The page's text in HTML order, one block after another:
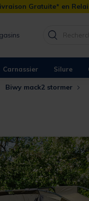
Gratuite* en
Carnassier Silure
Biwy mack2 stormer